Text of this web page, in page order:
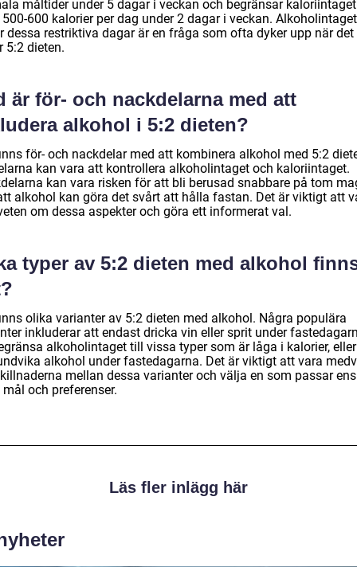
måltider under 5 dagar i veckan och begränsar
600 kalorier per dag under 2 dagar i veckan. Alkoholintaget
dessa restriktiva dagar är en fråga som ofta dyker upp när det
5:2 dieten.
är för- och nackdelarna med att
alkohol i 5:2 dieten?
för- och nackdelar med att kombinera alkohol med 5:2
kan vara att kontrollera alkoholintaget och kaloriintaget.
kan vara risken för att bli berusad snabbare på tom
alkohol kan göra det svårt att hålla fastan. Det är viktigt att
om dessa aspekter och göra ett informerat val.
typer av 5:2 dieten med alkohol
olika varianter av 5:2 dieten med alkohol. Några populära
inkluderar att endast dricka vin eller sprit under
alkoholintaget till vissa typer som är låga i kalorier,
alkohol under fastedagarna. Det är viktigt att vara
mellan dessa varianter och välja en som passar ens
mål och preferenser.
Läs fler inlägg här